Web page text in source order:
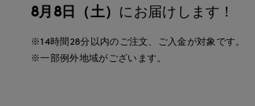
8月8日（土） にお届けします！
※14時間28分以内のご注文、ご入金が対象です。
※一部例外地域がございます。